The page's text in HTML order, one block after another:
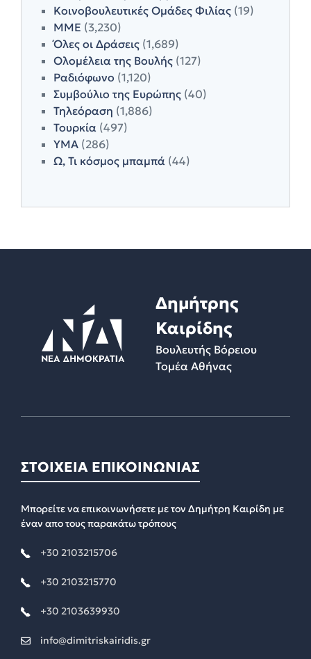
Κοινοβουλευτικές Ομάδες Φιλίας (19)
ΜΜΕ (3,230)
Όλες οι Δράσεις (1,689)
Ολομέλεια της Βουλής (127)
Ραδιόφωνο (1,120)
Συμβούλιο της Ευρώπης (40)
Τηλεόραση (1,886)
Τουρκία (497)
ΥΜΑ (286)
Ω, Τι κόσμος μπαμπά (44)
Δημήτρης
Καιρίδης
Βουλευτής Βόρειου
Τομέα Αθήνας
ΣΤΟΙΧΕΙΑ ΕΠΙΚΟΙΝΩΝΙΑΣ
Μπορείτε να επικοινωνήσετε με τον Δημήτρη Καιρίδη με
έναν απο τους παρακάτω τρόπους
+30 2103215706
+30 2103215770
+30 2103639930
info@dimitriskairidis.gr